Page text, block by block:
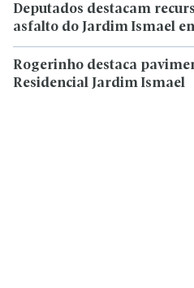
Deputados destacam
asfalto do Jardim Ismael
Rogerinho destaca
Residencial Jardim Ismael